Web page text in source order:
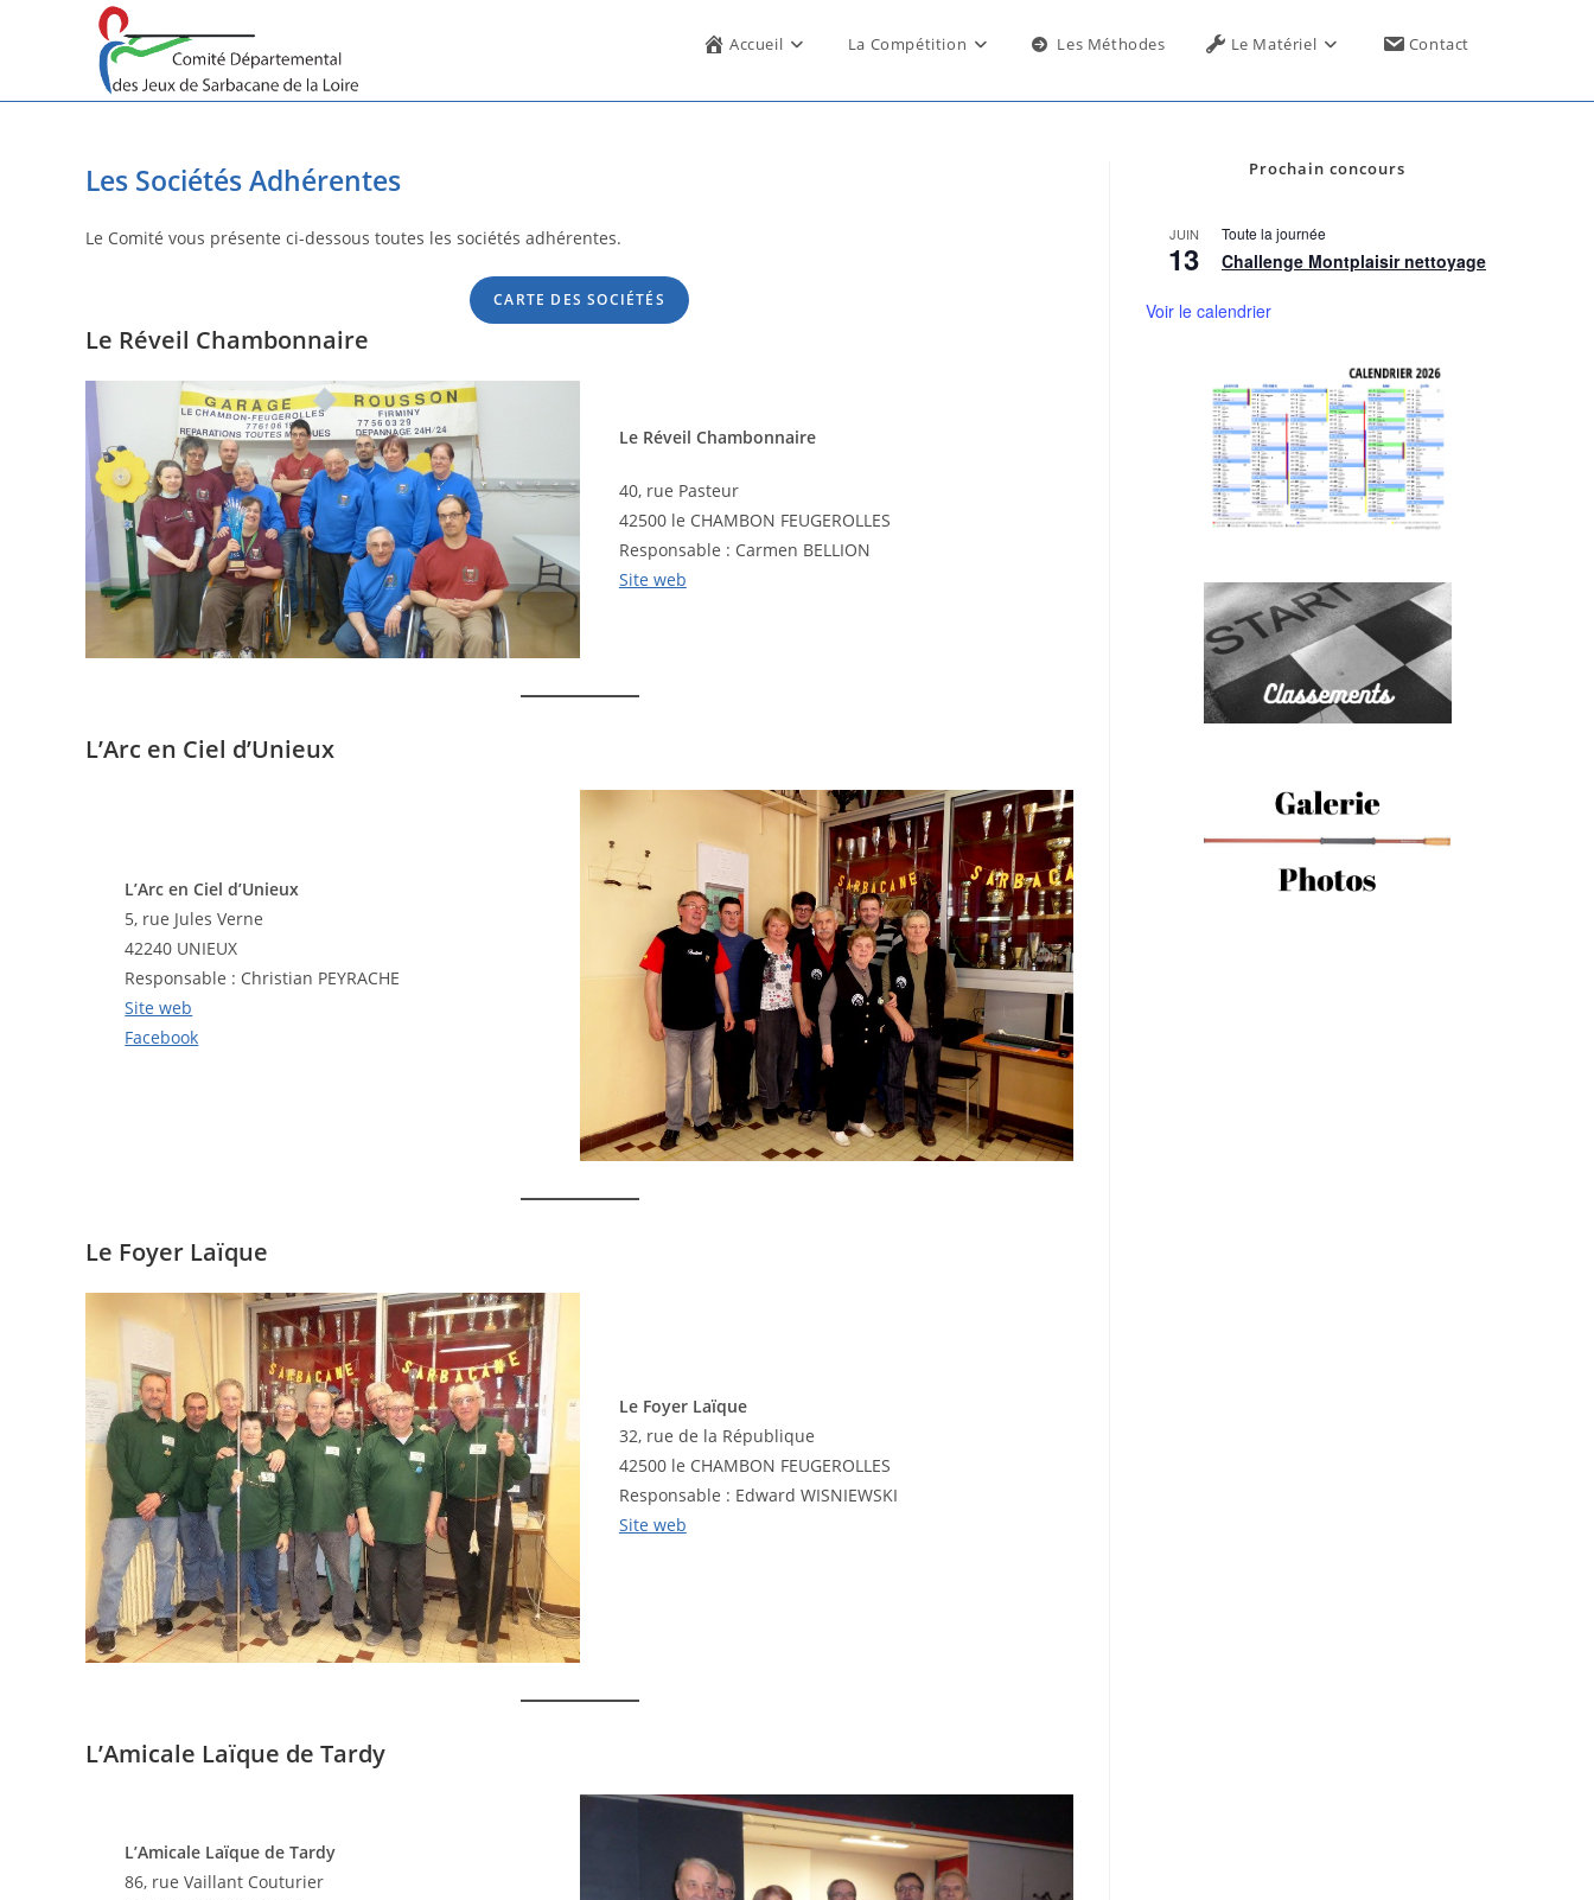
Accueil La Compétition Les Méthodes Le Matériel Contact
Les Sociétés Adhérentes
Le Comité vous présente ci-dessous toutes les sociétés adhérentes.
CARTE DES SOCIÉTÉS
Le Réveil Chambonnaire
Le Réveil Chambonnaire
40, rue Pasteur
42500 le CHAMBON FEUGEROLLES
Responsable : Carmen BELLION
Site web
L’Arc en Ciel d’Unieux
L’Arc en Ciel d’Unieux
5, rue Jules Verne
42240 UNIEUX
Responsable : Christian PEYRACHE
Site web
Facebook
Le Foyer Laïque
Le Foyer Laïque
32, rue de la République
42500 le CHAMBON FEUGEROLLES
Responsable : Edward WISNIEWSKI
Site web
L’Amicale Laïque de Tardy
L’Amicale Laïque de Tardy
86, rue Vaillant Couturier
Prochain concours
JUIN
13
Toute la journée
Challenge Montplaisir nettoyage
Voir le calendrier